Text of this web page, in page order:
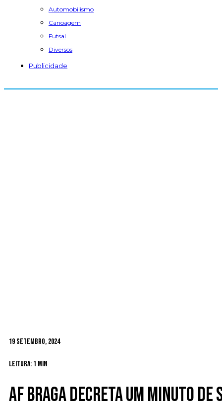
Automobilismo
Canoagem
Futsal
Diversos
Publicidade
19 Setembro, 2024
Leitura: 1 min
AF Braga decreta um minuto